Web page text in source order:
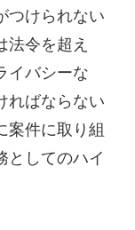
つけられない
法令を超え
イバシーな
ればならない
案件に取り組
としてのハイ